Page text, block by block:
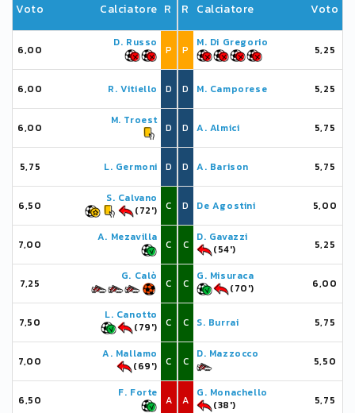
Voto Calciatore R
6,00
D. Russo
P
6,00 R. Vitiello D
6,00
M. Troest
D
5,75 L. Germoni D
6,50
S. Calvano
(72')
C
7,00
A. Mezavilla
C
7,25
G. Calò
C
7,50
L. Canotto
(79')
C
7,00
A. Mallamo
(69')
C
6,50
F. Forte
A
R Calciatore Voto
P
M. Di Gregorio
5,25
D M. Camporese 5,25
D A. Almici 5,75
D A. Barison 5,75
D De Agostini 5,00
C
D. Gavazzi
(54')
5,25
C
G. Misuraca
(70')
6,00
C S. Burrai 5,75
C
D. Mazzocco
5,50
A
G. Monachello
(38')
5,75